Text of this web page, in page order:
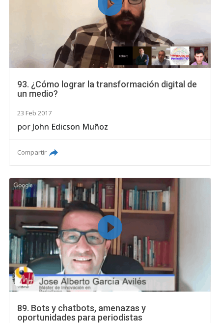
93. ¿Cómo lograr la transformación digital de
un medio?
23 Feb 2017
por John Edicson Muñoz
Compartir
89. Bots y chatbots, amenazas y
oportunidades para periodistas